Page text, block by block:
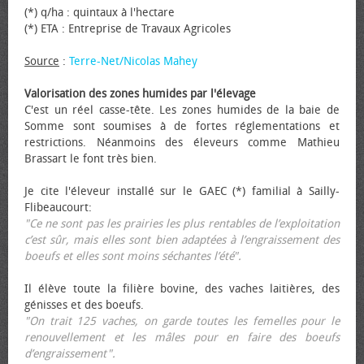
(*) q/ha : quintaux à l'hectare
(*) ETA : Entreprise de Travaux Agricoles
Source : Terre-Net/Nicolas Mahey
Valorisation des zones humides par l'élevage
C'est un réel casse-tête. Les zones humides de la baie de
Somme sont soumises à de fortes réglementations et
restrictions. Néanmoins des éleveurs comme Mathieu
Brassart le font très bien.
Je cite l'éleveur installé sur le GAEC (*) familial à Sailly-
Flibeaucourt:
"Ce ne sont pas les prairies les plus rentables de l’exploitation
c’est sûr, mais elles sont bien adaptées à l’engraissement des
bœufs et elles sont moins séchantes l’été".
Il élève toute la filière bovine, des vaches laitières, des
génisses et des bœufs.
"On trait 125 vaches, on garde toutes les femelles pour le
renouvellement et les mâles pour en faire des bœufs
d’engraissement".